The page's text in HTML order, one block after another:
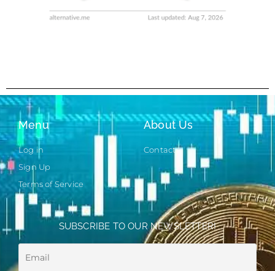
Menu
Log in
Sign Up
Terms of Service
About Us
Contact
SUBSCRIBE TO OUR NEWSLETTER!